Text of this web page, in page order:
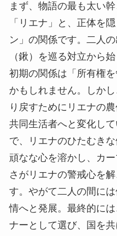
まず、物語の最も太い
「リエナ」と、正体を
ン」の関係です。二人
（鍬）を巡る対立から
初期の関係は「所有権
かもしれません。しか
り戻すためにリエナの
共同生活者へと変化し
で、リエナのひたむき
頑なな心を溶かし、カ
さがリエナの警戒心を
す。やがて二人の間に
情へと発展。最終的に
ナーとして選び、国を